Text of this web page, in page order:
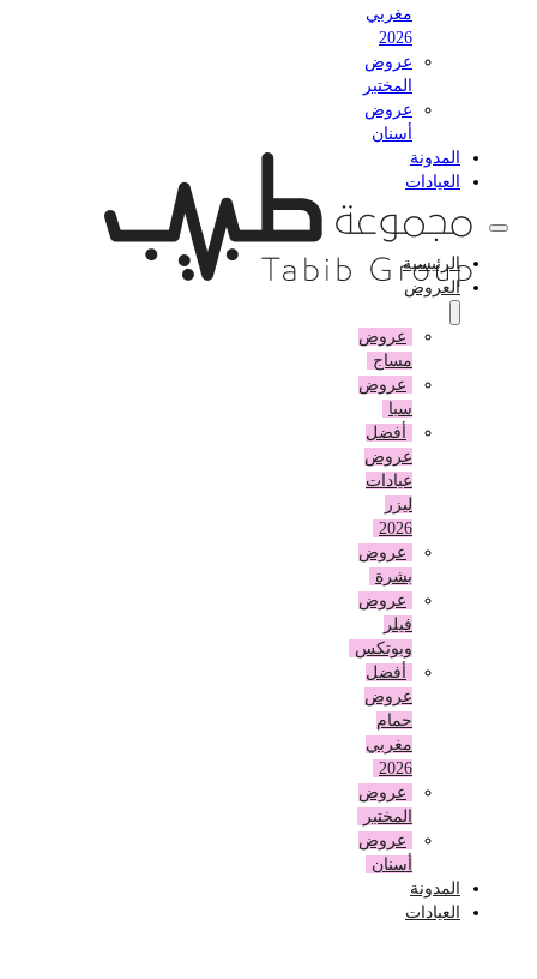
مغربي
عروض
المختبر
عروض
أسنان
المدونة
العيادات
الرئيسية
العروض
عروض
مساج
عروض
أفضل
عروض
عيادات
عروض
بشرة
عروض
وبوتكس
أفضل
عروض
حمام
مغربي
عروض
المختبر
عروض
أسنان
المدونة
العيادات